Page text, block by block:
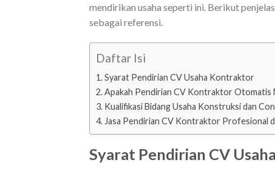
mendirikan usaha seperti ini. Berikut
sebagai referensi.
Daftar Isi
Syarat Pendirian CV Usaha Kontraktor
Apakah Pendirian CV Kontraktor Otomatis
Kualifikasi Bidang Usaha Konstruksi dan
Jasa Pendirian CV Kontraktor Profesional
Syarat Pendirian CV